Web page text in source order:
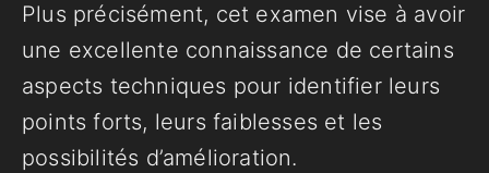
Plus précisément, cet examen vise à avoir
une excellente connaissance de certains
aspects techniques pour identifier leurs
points forts, leurs faiblesses et les
possibilités d’amélioration.